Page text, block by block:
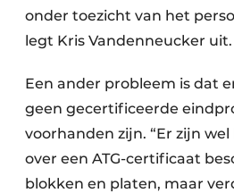
onder toezicht van het
legt Kris Vandenneucker uit.
Een ander probleem is dat
geen gecertificeerde
voorhanden zijn. “Er zijn
over een ATG-certificaat
blokken en platen, maar